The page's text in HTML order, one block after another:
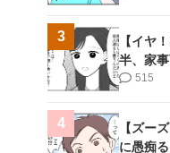
3
【イヤ
半、家
第11話
515
4
【ズー
に愚痴